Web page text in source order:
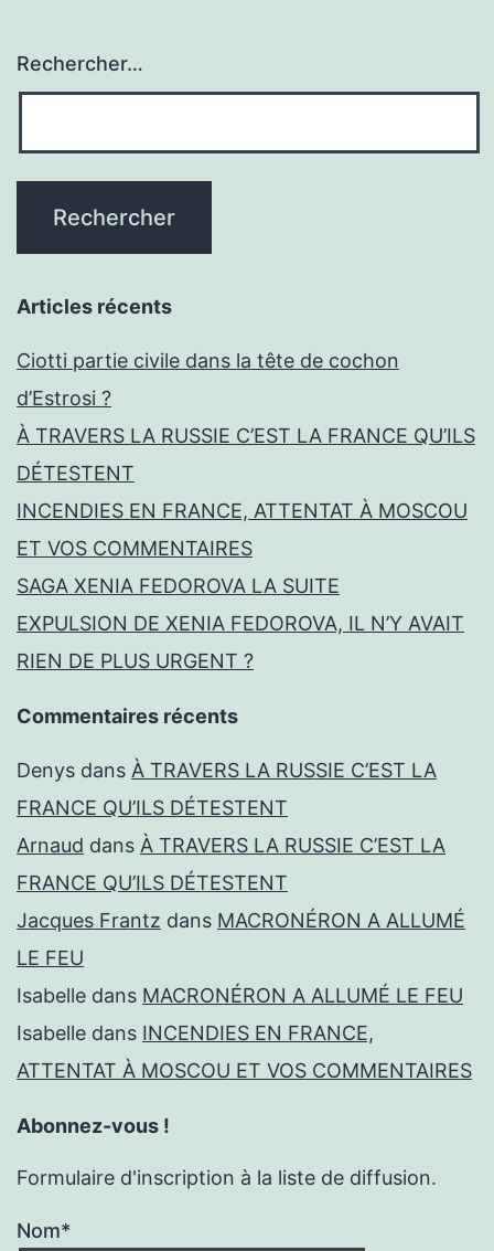
Rechercher…
Articles récents
Ciotti partie civile dans la tête de cochon
d’Estrosi ?
À TRAVERS LA RUSSIE C’EST LA FRANCE QU’ILS
DÉTESTENT
INCENDIES EN FRANCE, ATTENTAT À MOSCOU
ET VOS COMMENTAIRES
SAGA XENIA FEDOROVA LA SUITE
EXPULSION DE XENIA FEDOROVA, IL N’Y AVAIT
RIEN DE PLUS URGENT ?
Commentaires récents
Denys dans À TRAVERS LA RUSSIE C’EST LA
FRANCE QU’ILS DÉTESTENT
Arnaud dans À TRAVERS LA RUSSIE C’EST LA
FRANCE QU’ILS DÉTESTENT
Jacques Frantz dans MACRONÉRON A ALLUMÉ
LE FEU
Isabelle dans MACRONÉRON A ALLUMÉ LE FEU
Isabelle dans INCENDIES EN FRANCE,
ATTENTAT À MOSCOU ET VOS COMMENTAIRES
Abonnez-vous !
Formulaire d'inscription à la liste de diffusion.
Nom*